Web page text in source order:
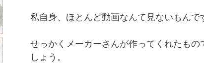
私自身、ほとんど動画なんて見ないもん
せっかくメーカーさんが作ってくれたも
しょう。